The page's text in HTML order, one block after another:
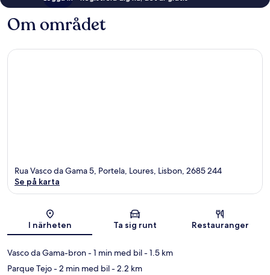
Om området
Karta
Rua Vasco da Gama 5, Portela, Loures, Lisbon, 2685 244
Se på karta
I närheten Ta sig runt Restauranger
Vasco da Gama-bron- 1 min med bil- 1.5 km
Parque Tejo- 2 min med bil- 2.2 km